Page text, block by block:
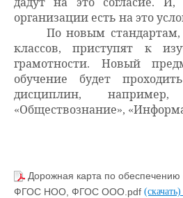
дадут на это согласие. И,
организации есть на это
По новым стандартам,
классов,приступят к
грамотности. Новый
обучение будет
дисциплин, например
«Обществознание», «
Дорожная карта по
ФГОС НОО, ФГОС ООО.pdf (скачать)